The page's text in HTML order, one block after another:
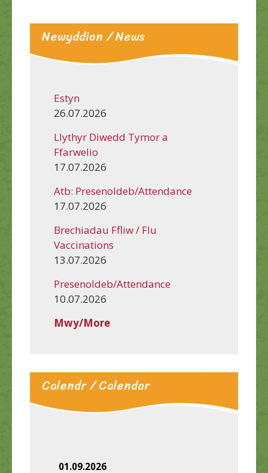
Newyddion / News
Estyn
26.07.2026
Llythyr Diwedd Tymor a
Ffarwelio
17.07.2026
Atb: Presenoldeb/Attendance
17.07.2026
Brechiadau Ffliw / Flu
Vaccinations
13.07.2026
Presenoldeb/Attendance
10.07.2026
Mwy/More
Calendr / Calendar
01.09.2026